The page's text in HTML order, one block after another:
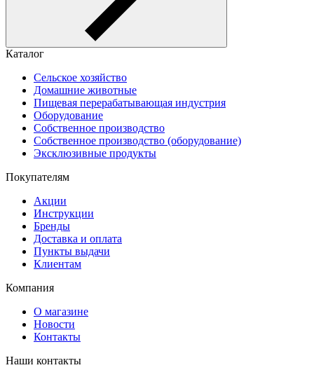
Каталог
Сельское хозяйство
Домашние животные
Пищевая перерабатывающая индустрия
Оборудование
Собственное производство
Собственное производство (оборудование)
Эксклюзивные продукты
Покупателям
Акции
Инструкции
Бренды
Доставка и оплата
Пункты выдачи
Клиентам
Компания
О магазине
Новости
Контакты
Наши контакты